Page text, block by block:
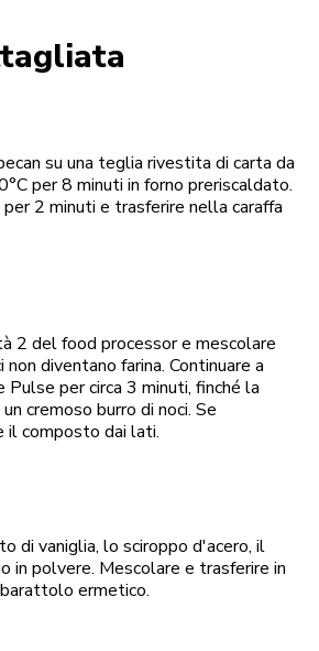
su una teglia rivestita di carta da
per 8 minuti in forno preriscaldato.
2 minuti e trasferire nella caraffa
2 del food processor e mescolare
diventano farina. Continuare a
Pulse per circa 3 minuti, finché la
cremoso burro di noci. Se
il composto dai lati.
di vaniglia, lo sciroppo d'acero, il
in polvere. Mescolare e trasferire in
ermetico.